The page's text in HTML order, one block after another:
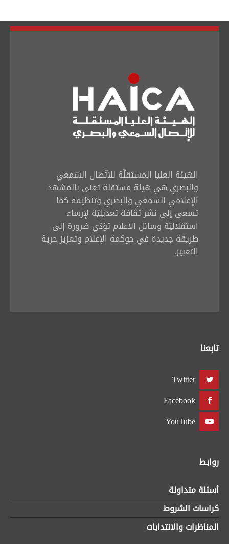
الهيئة العليا المستقلّة للاتّصال السّمعي
والبصري هي هيئة مستقلة تعنى بالمشهد
الإعلامي السمعي والبصري وتنظيمه كما
تسعى إلى نشر ثقافة تعديليّة لإرساء
استقلاليّة وسائل الاعلام تؤدّي ضرورة إلى
طريقة جديدة في حوكمة الإعلام وتعزيز حرية
التعبير.
تابعنا
Twitter
Facebook
YouTube
روابط
أسئلة متداولة
كراسات الشروط
المناظرات والانتدابات